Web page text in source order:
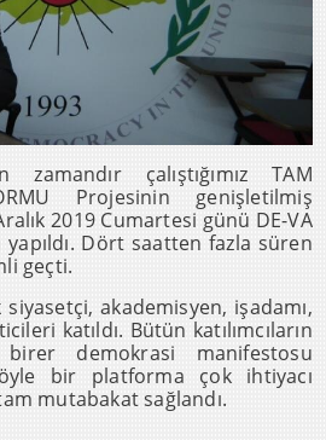
zamandır çalıştığımız TAM
Projesinin genişletilmiş
2019 Cumartesi günü DE-VA
Dört saatten fazla süren
geçti.
akademisyen, işadamı,
katıldı. Bütün katılımcıların
birer demokrasi manifestosu
bir platforma çok ihtiyacı
mutabakat sağlandı.